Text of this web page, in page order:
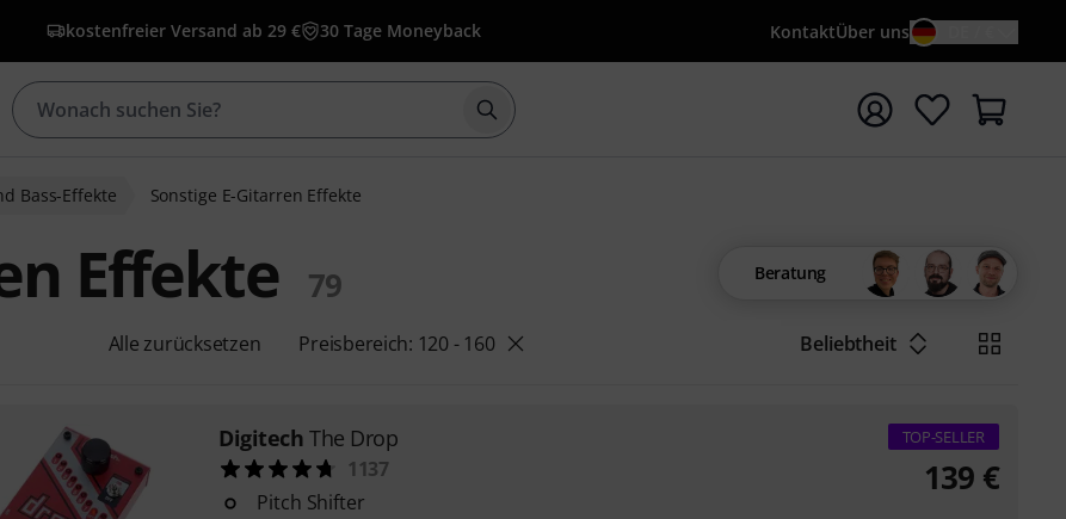
kostenfreier Versand ab 29 € 30 Tage Moneyback KontaktÜber uns
Suche mit Suchwort {searchTerm} starten
Bass-Effekte Sonstige E-Gitarren Effekte
Effekte 79 Beratung
Alle zurücksetzen Preisbereich: 120 - 160 Beliebtheit
Digitech The Drop
1137
Pitch Shifter
TOP-SELLER
139 €